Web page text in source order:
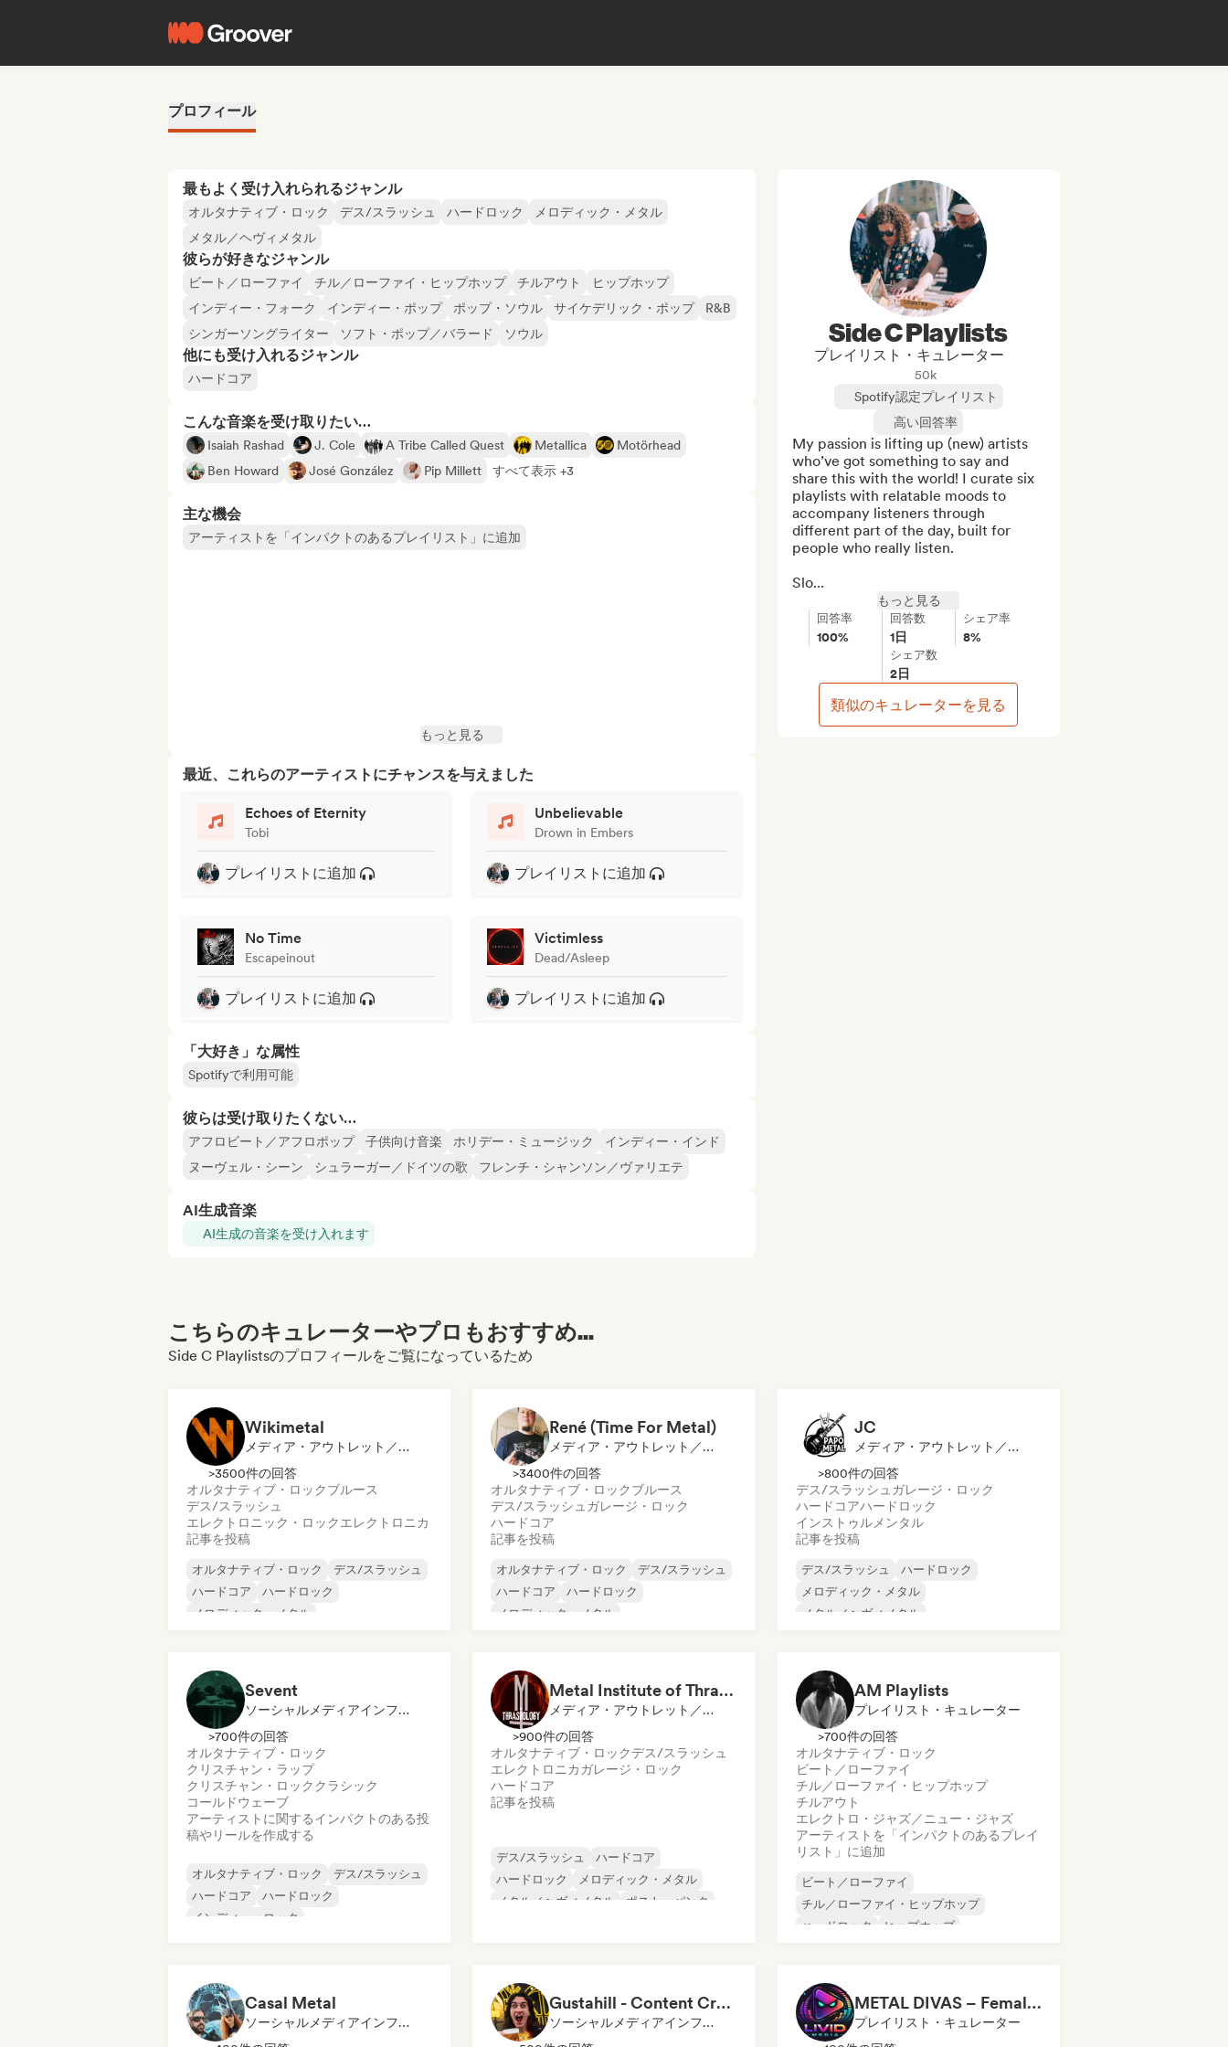
プロフィール
最もよく受け入れられるジャンル
オルタナティブ・ロック デス/スラッシュ ハードロック
メロディック・メタル
メタル／ヘヴィメタル
彼らが好きなジャンル
ビート／ローファイ チル／ローファイ・ヒップホップ チルアウト
ヒップホップ
インディー・フォーク
インディー・ポップ ポップ・ソウル サイケデリック・ポップ
R&B
シンガーソングライター
ソフト・ポップ／バラード ソウル
他にも受け入れるジャンル
ハードコア
こんな音楽を受け取りたい…
Isaiah Rashad J. Cole A Tribe Called Quest Metallica
Motörhead
Ben Howard
José González Pip Millett すべて表示 +3
主な機会
アーティストを「インパクトのあるプレイリスト」に追加
もっと見る
最近、これらのアーティストにチャンスを与えました
Echoes of Eternity
Tobi
プレイリストに追加
Unbelievable
Drown in Embers
プレイリストに追加
No Time
Escapeinout
プレイリストに追加
Victimless
Dead/Asleep
プレイリストに追加
「大好き」な属性
Spotifyで利用可能
彼らは受け取りたくない…
アフロビート／アフロポップ 子供向け音楽 ホリデー・ミュージック
インディー・インド
ヌーヴェル・シーン
シュラーガー／ドイツの歌 フレンチ・シャンソン／ヴァリエテ
AI生成音楽
AI生成の音楽を受け入れます
Side C Playlists
プレイリスト・キュレーター
50k
Spotify認定プレイリスト
高い回答率
My passion is lifting up (new) artists
who’ve got something to say and
share this with the world! I curate six
playlists with relatable moods to
accompany listeners through
different part of the day, built for
people who really listen.
Slo...
もっと見る
回答率
100%
回答数
1日
シェア率
8%
シェア数
2日
類似のキュレーターを見る
こちらのキュレーターやプロもおすすめ...
Side C Playlistsのプロフィールをご覧になっているため
Wikimetal
メディア・アウトレット／ジャーナリスト
>3500件の回答
オルタナティブ・ロックブルース
デス/スラッシュ
エレクトロニック・ロックエレクトロニカ
記事を投稿
オルタナティブ・ロック
デス/スラッシュ
ハードコア
ハードロック
メロディック・メタル
René (Time For Metal)
メディア・アウトレット／ジャーナリスト
>3400件の回答
オルタナティブ・ロックブルース
デス/スラッシュ ガレージ・ロック
ハードコア
記事を投稿
オルタナティブ・ロック
デス/スラッシュ
ハードコア
ハードロック
メロディック・メタル
JC
メディア・アウトレット／ジャーナリスト
>800件の回答
デス/スラッシュ ガレージ・ロック
ハードコアハードロック
インストゥルメンタル
記事を投稿
デス/スラッシュ
ハードロック
メロディック・メタル
メタル／ヘヴィメタル
ック
ガレージ・ロック
ハードコア
Sevent
ソーシャルメディアインフルエンサー
>700件の回答
オルタナティブ・ロック
クリスチャン・ラップ
クリスチャン・ロッククラシック
コールドウェーブ
アーティストに関するインパクトのある投
稿やリールを作成する
オルタナティブ・ロック
デス/スラッシュ
ハードコア
ハードロック
インディー・ロック
Metal Institute of Thrashology
メディア・アウトレット／ジャーナリスト
>900件の回答
オルタナティブ・ロックデス/スラッシュ
エレクトロニカガレージ・ロック
ハードコア
記事を投稿
デス/スラッシュ
ハードコア
ハードロック
メロディック・メタル
メタル／ヘヴィメタル
ポスト・パンク
AM Playlists
プレイリスト・キュレーター
>700件の回答
オルタナティブ・ロック
ビート／ローファイ
チル／ローファイ・ヒップホップ
チルアウト
エレクトロ・ジャズ／ニュー・ジャズ
アーティストを「インパクトのあるプレイ
リスト」に追加
ビート／ローファイ
チル／ローファイ・ヒップホップ
ハードロック
ヒップホップ
ローファイ・ベッドルーム
メロディック・メタル
Casal Metal
ソーシャルメディアインフルエンサー
Gustahill - Content Creator
ソーシャルメディアインフルエンサー
METAL DIVAS – Female-Fronted Metal & Hard Rock (by Livid Media)
プレイリスト・キュレーター